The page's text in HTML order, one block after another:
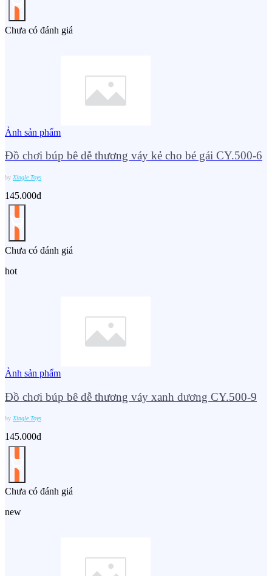
Chưa có đánh giá
Ảnh sản phẩm
Đồ chơi búp bê dễ thương váy kẻ cho bé gái CY.500-6
by Xingle Toys
145.000đ
Chưa có đánh giá
hot
Ảnh sản phẩm
Đồ chơi búp bê dễ thương váy xanh dương CY.500-9
by Xingle Toys
145.000đ
Chưa có đánh giá
new